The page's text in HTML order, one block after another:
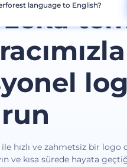
zeka
ile hızlı ve zahmetsiz bir
ve kısa sürede hayata
language to English?